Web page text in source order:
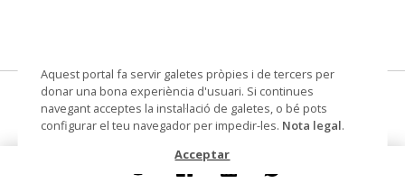
Diner
moneda
Aquest portal fa servir galetes pròpies i de tercers per
donar una bona experiència d'usuari. Si continues
navegant acceptes la instal·lació de galetes, o bé pots
configurar el teu navegador per impedir-les. Nota legal.
Acceptar